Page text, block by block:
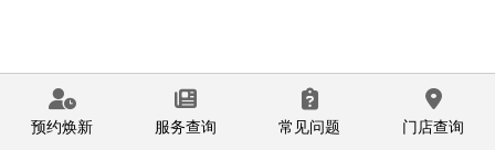
预约焕新 服务查询 常见问题 门店查询